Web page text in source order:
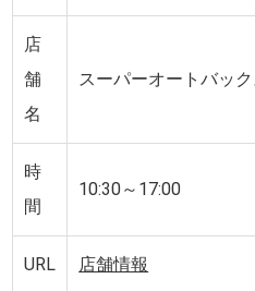
店
舗
名
スーパーオートバッ
時
間
10:30～17:00
URL 店舗情報